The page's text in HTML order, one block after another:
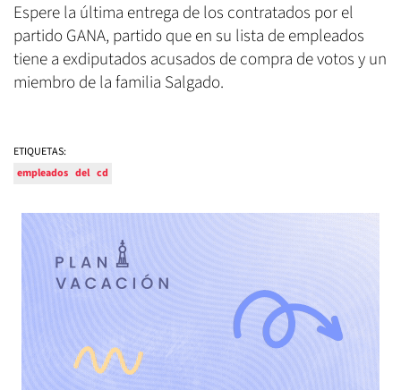
Espere la última entrega de los contratados por el
partido GANA, partido que en su lista de empleados
tiene a exdiputados acusados de compra de votos y un
miembro de la familia Salgado.
ETIQUETAS:
empleados del cd